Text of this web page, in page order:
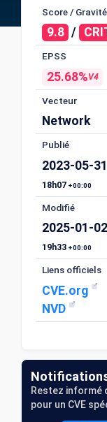
Score / Gravité
9.8 /
EPSS
25.68%V4
Vecteur
Network
Publié
2023-05-31
18h07 +00:00
Modifié
2025-01-02
19h33 +00:00
Liens officiels
CVE.org
NVD
Restez
pour un CVE